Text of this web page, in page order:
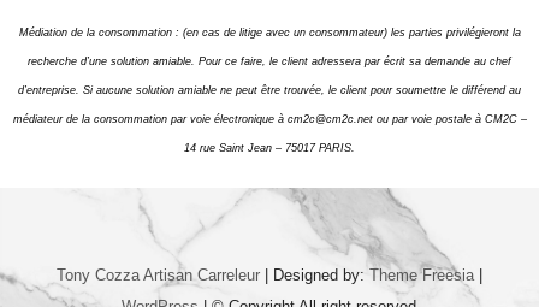
Médiation de la consommation : (en cas de litige avec un consommateur) les parties privilégieront la
recherche d’une solution amiable. Pour ce faire, le client adressera par écrit sa demande au chef
d’entreprise. Si aucune solution amiable ne peut être trouvée, le client pour soumettre le différend au
médiateur de la consommation par voie électronique à cm2c@cm2c.net ou par voie postale à CM2C –
14 rue Saint Jean – 75017 PARIS.
Tony Cozza Artisan Carreleur| Designed by: Theme Freesia|